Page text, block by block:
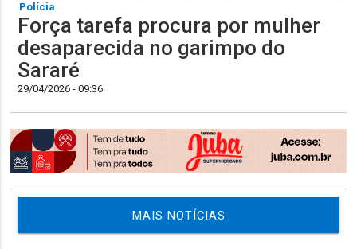
Polícia
Força tarefa procura por mulher
desaparecida no garimpo do
Sararé
29/04/2026 - 09:36
MAIS NOTÍCIAS